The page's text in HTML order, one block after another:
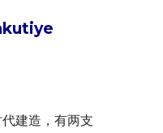
建造，有两支